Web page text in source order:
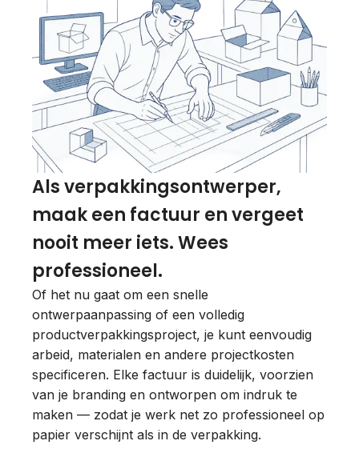
Als verpakkingsontwerper,
maak een factuur en vergeet
nooit meer iets. Wees
professioneel.
Of het nu gaat om een snelle
ontwerpaanpassing of een volledig
productverpakkingsproject, je kunt eenvoudig
arbeid, materialen en andere projectkosten
specificeren. Elke factuur is duidelijk, voorzien
van je branding en ontworpen om indruk te
maken — zodat je werk net zo professioneel op
papier verschijnt als in de verpakking.